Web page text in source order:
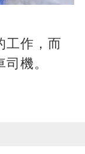
工作，而
機。